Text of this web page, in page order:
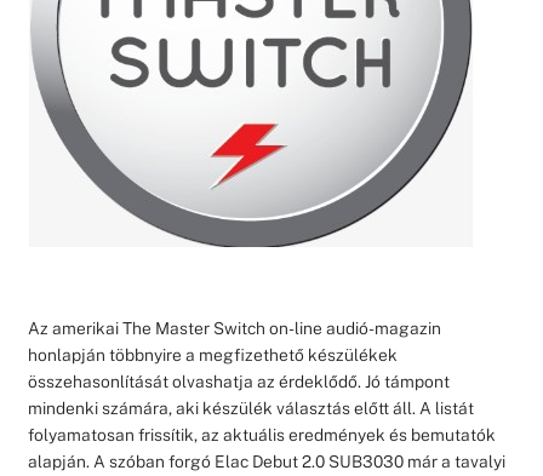
Az amerikai The Master Switch on-line audió-magazin
honlapján többnyire a megfizethető készülékek
összehasonlítását olvashatja az érdeklődő. Jó támpont
mindenki számára, aki készülék választás előtt áll. A listát
folyamatosan frissítik, az aktuális eredmények és bemutatók
alapján. A szóban forgó Elac Debut 2.0 SUB3030 már a tavalyi